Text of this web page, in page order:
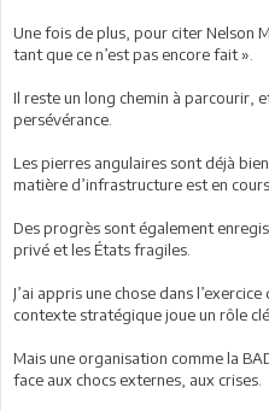
Une fois de plus, pour citer Nelson
tant que ce n’est pas encore fait ».
Il reste un long chemin à parcourir,
persévérance.
Les pierres angulaires sont déjà
matière d’infrastructure est en
Des progrès sont également
privé et les États fragiles.
J’ai appris une chose dans
contexte stratégique joue un rôle clé.
Mais une organisation comme la
face aux chocs externes, aux crises.